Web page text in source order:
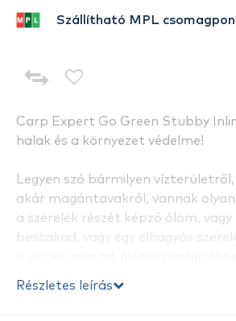
Carp Expert Go Green Stubby
halak és a környezet védelme!
Legyen szó bármilyen
akár magántavakról, vannak
a szerelék részét képző ólom, vagy
beszakad, vagy egy elhagyós
Részletes leírás
Szállítható MPL